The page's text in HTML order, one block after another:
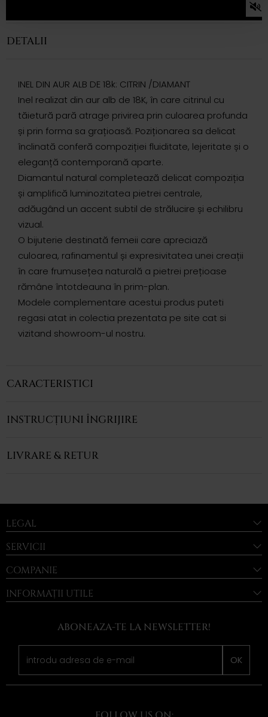
DETALII
INEL DIN AUR ALB DE 18k: CITRIN /DIAMANT
Inel realizat din aur alb de 18K, în care citrinul cu
tăietură pară atrage privirea prin culoarea profunda
și prin forma sa grațioasă. Poziționarea sa delicat
înclinată conferă compoziției fluiditate, lejeritate și o
eleganță contemporană aparte.
Diamantul natural completează delicat compoziția
și amplifică luminozitatea pietrei centrale,
adăugând un accent subtil de strălucire și echilibru
vizual.
O bijuterie destinată femeii care apreciază
culoarea, rafinamentul și expresivitatea unei creații
în care frumusețea naturală a pietrei prețioase
rămâne întotdeauna în prim-plan.
Modele complementare acestui produs puteti
regasi atat in colectia prezentata pe site cat si
vizitand showroom-ul nostru.
CARACTERISTICI
INSTRUCȚIUNI ÎNGRIJIRE
LIVRARE & RETUR
LEGAL
SERVICII
COMPANIE
INFORMAȚII UTILE
ABONEAZA-TE LA NEWSLETTER!
OK